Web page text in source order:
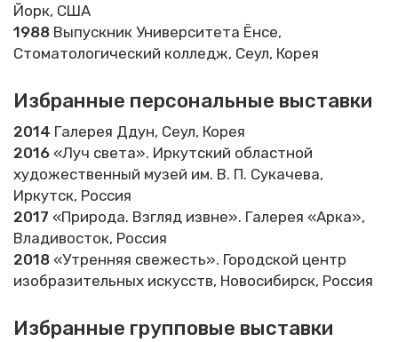
Йорк, США
1988 Выпускник Университета Ёнсе,
Стоматологический колледж, Сеул, Корея
Избранные персональные выставки
2014 Галерея Ддун, Сеул, Корея
2016 «Луч света». Иркутский областной
художественный музей им. В. П. Сукачева,
Иркутск, Россия
2017 «Природа. Взгляд извне». Галерея «Арка»,
Владивосток, Россия
2018 «Утренняя свежесть». Городской центр
изобразительных искусств, Новосибирск, Россия
Избранные групповые выставки